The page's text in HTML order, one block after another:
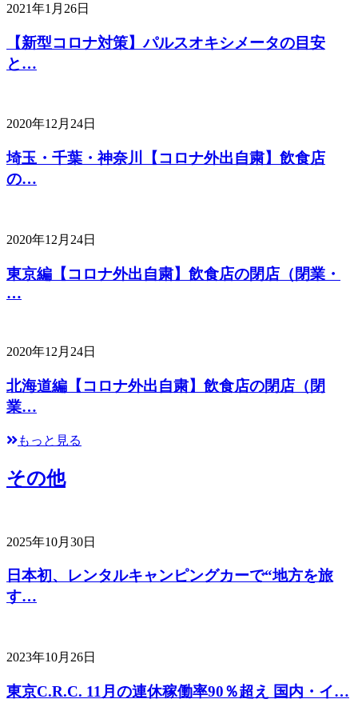
2021年1月26日
【新型コロナ対策】パルスオキシメータの目安
と…
2020年12月24日
埼玉・千葉・神奈川【コロナ外出自粛】飲食店
の…
2020年12月24日
東京編【コロナ外出自粛】飲食店の閉店（閉業・
…
2020年12月24日
北海道編【コロナ外出自粛】飲食店の閉店（閉
業…
もっと見る
その他
2025年10月30日
日本初、レンタルキャンピングカーで“地方を旅
す…
2023年10月26日
東京C.R.C. 11月の連休稼働率90％超え 国内・イ…